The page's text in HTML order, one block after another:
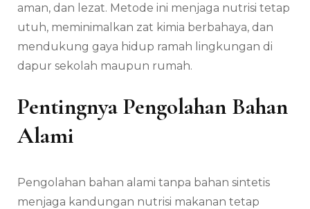
aman, dan lezat. Metode ini menjaga nutrisi tetap
utuh, meminimalkan zat kimia berbahaya, dan
mendukung gaya hidup ramah lingkungan di
dapur sekolah maupun rumah.
Pentingnya Pengolahan Bahan
Alami
Pengolahan bahan alami tanpa bahan sintetis
menjaga kandungan nutrisi makanan tetap